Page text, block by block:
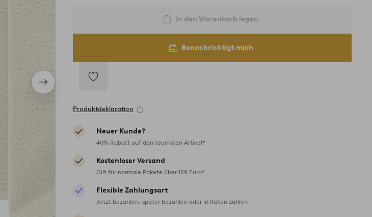
Nächstes
Produkt
In den Warenkorb legen
Benachrichtigt mich
Favoriten
hinzufügen
Produktdeklaration
Neuer Kunde?
40% Rabatt auf den teuersten Artikel*
Kostenloser Versand
Gilt für normale Pakete über 129 Euro*
Flexible Zahlungsart
Jetzt bezahlen, später bezahlen oder in Raten zahlen